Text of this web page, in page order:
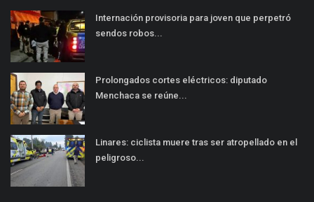
Internación provisoria para joven que perpetró
sendos robos...
Prolongados cortes eléctricos: diputado
Menchaca se reúne...
Linares: ciclista muere tras ser atropellado en el
peligroso...